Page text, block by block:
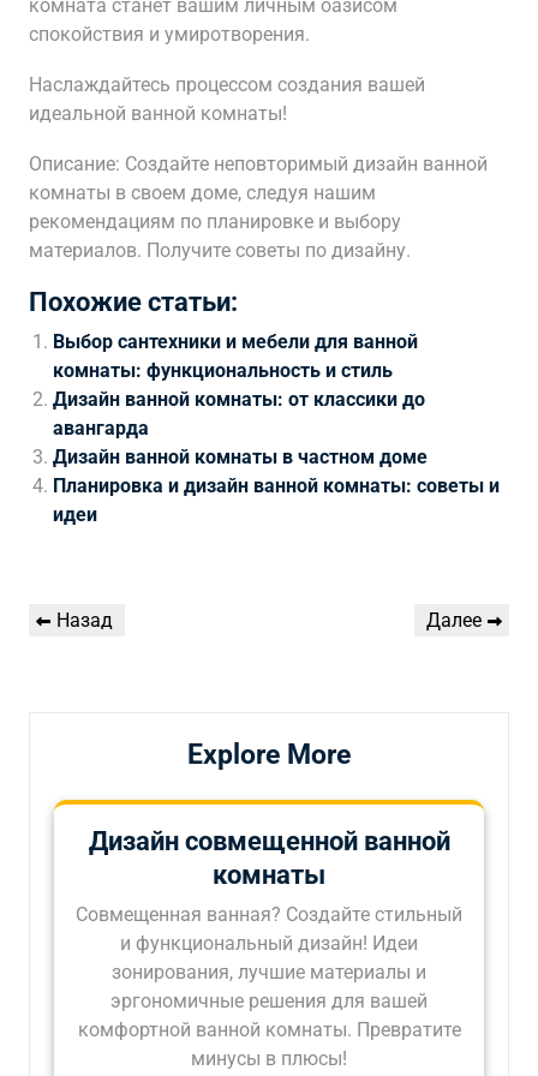
комната станет вашим личным оазисом
спокойствия и умиротворения.
Наслаждайтесь процессом создания вашей
идеальной ванной комнаты!
Описание: Создайте неповторимый дизайн ванной
комнаты в своем доме, следуя нашим
рекомендациям по планировке и выбору
материалов. Получите советы по дизайну.
Похожие статьи:
Выбор сантехники и мебели для ванной
комнаты: функциональность и стиль
Дизайн ванной комнаты: от классики до
авангарда
Дизайн ванной комнаты в частном доме
Планировка и дизайн ванной комнаты: советы и
идеи
Навигация
Предыдущая
Назад
Следующая
Далее
Explore More
Дизайн совмещенной ванной
комнаты
Совмещенная ванная? Создайте стильный
и функциональный дизайн! Идеи
зонирования, лучшие материалы и
эргономичные решения для вашей
комфортной ванной комнаты. Превратите
минусы в плюсы!